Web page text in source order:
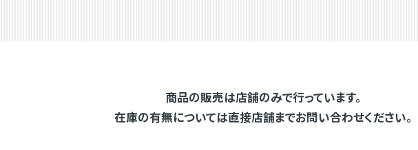
商品の販売は店舗のみで行っています。
在庫の有無については直接店舗までお問い合わせください。